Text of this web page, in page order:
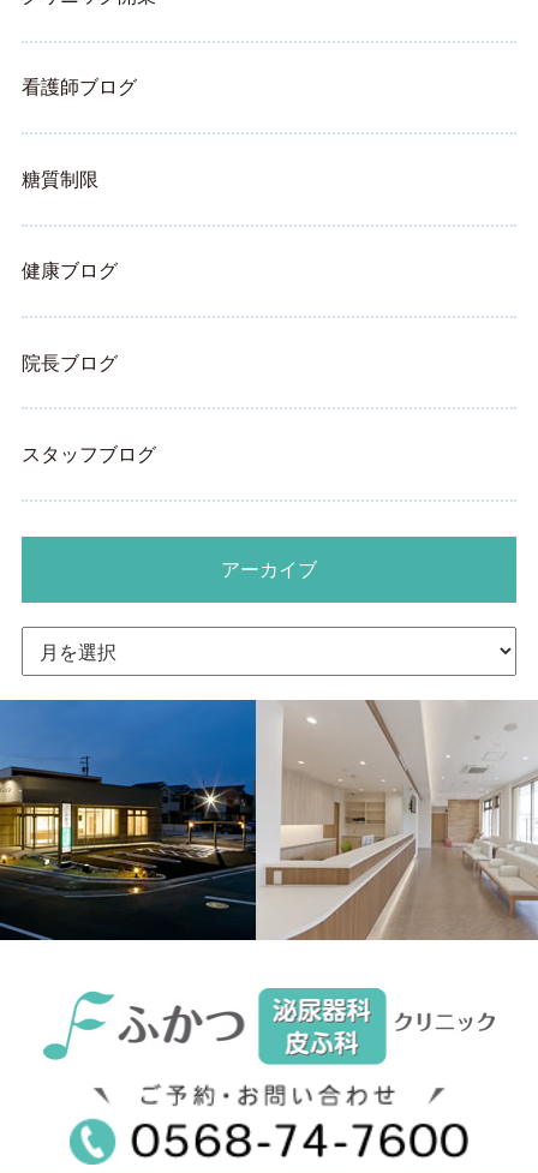
看護師ブログ
糖質制限
健康ブログ
院長ブログ
スタッフブログ
アーカイブ
カ
イ